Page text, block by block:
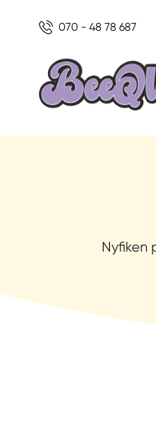
070 - 48 78 687
Nyfiken